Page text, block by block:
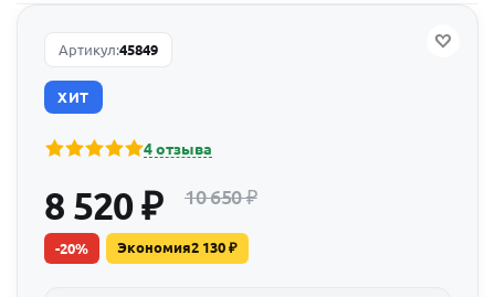
Артикул:45849
ХИТ
4 отзыва
8 520₽ 10 650₽
-20% Экономия2 130₽